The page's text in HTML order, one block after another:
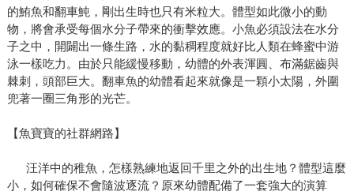
的鮪魚和翻車魨，剛出生時也只有米粒大。體型如此微小的動
物，將會承受每個水分子帶來的衝擊效應。小魚必須設法在水分
子之中，開闢出一條生路，水的黏稠程度就好比人類在蜂蜜中游
泳一樣吃力。由於只能緩慢移動，幼體的外表渾圓、布滿鋸齒與
棘刺，頭部巨大。翻車魚的幼體看起來就像是一顆小太陽，外圍
兜著一圈三角形的光芒。
【魚寶寶的社群網路】
汪洋中的稚魚，怎樣熟練地返回千里之外的出生地？體型這麼
小，如何確保不會隨波逐流？原來幼體配備了一套強大的演算